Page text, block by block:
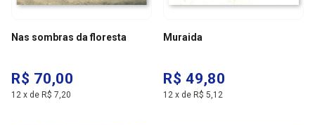
Nas sombras da floresta
R$ 70,00
12 x de R$ 7,20
Muraida
R$ 49,80
12 x de R$ 5,12